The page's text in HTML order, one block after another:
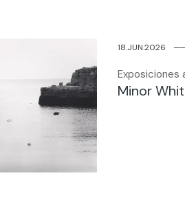
18.JUN.2026 ─
Exposiciones
Minor